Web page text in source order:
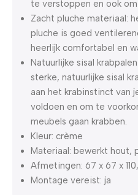
te verstoppen en ook
Zacht pluche materiaal:
pluche is goed
heerlijk comfortabel en
Natuurlijke sisal
sterke, natuurlijke sisal
aan het krabinstinct van
voldoen en om te
meubels gaan krabben.
Kleur: crème
Materiaal: bewerkt hout,
Afmetingen: 67 x 67 x
Montage vereist: ja